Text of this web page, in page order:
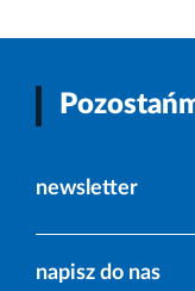
newsletter
napisz do nas